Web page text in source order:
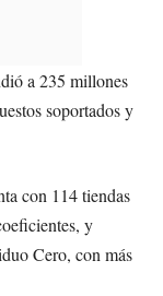
a 235 millones
soportados y
con 114 tiendas
y
Cero, con más